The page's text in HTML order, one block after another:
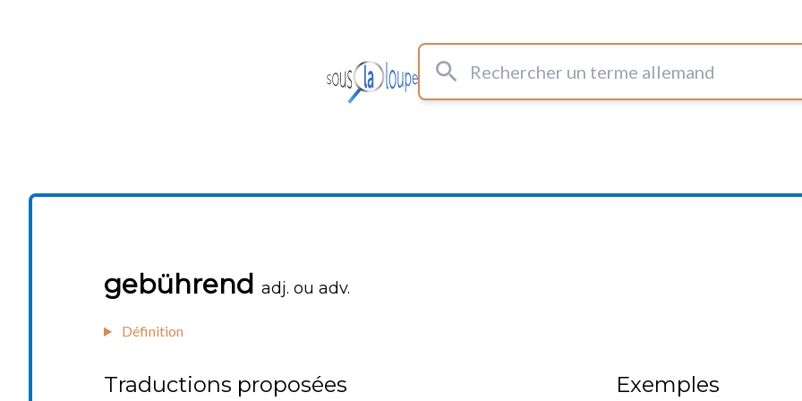
Rechercher un terme allemand
gebührend adj. ou adv.
Définition
Traductions proposées Exemples